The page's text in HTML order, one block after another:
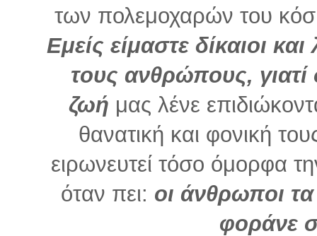
των πολεμοχαρών του
Εμείς είμαστε δίκαιοι
τους ανθρώπους,
ζωή μας λένε
θανατική και φονική
ειρωνευτεί τόσο όμορφα
όταν πει: οι άνθρωποι
φοράνε